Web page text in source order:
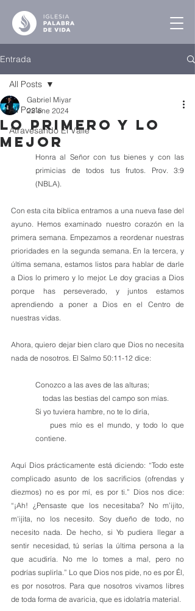
Entrada
All Posts
Atravesando El Valle
All Posts
Lo Primero y lo
Mejor
Gabriel Miyar
22 ene 2024
Honra al Señor con tus bienes y con las
primicias de todos tus frutos. Prov. 3:9
(NBLA).
Con esta cita bíblica entramos a una nueva fase del
ayuno. Hemos examinado nuestro corazón en la
primera semana. Empezamos a reordenar nuestras
prioridades en la segunda semana. En la tercera, y
última semana, estamos listos para hablar de darle
a Dios lo primero y lo mejor. Le doy gracias a Dios
porque has perseverado, y juntos estamos
aprendiendo a poner a Dios en el Centro de
nuestras vidas.
Ahora, quiero dejar bien claro que Dios no necesita
nada de nosotros. El Salmo 50:11-12 dice:
Conozco a las aves de las alturas;
    todas las bestias del campo son mías.
Si yo tuviera hambre, no te lo diría,
contiene.
Aquí Dios prácticamente está diciendo: “Todo este
complicado asunto de los sacrificios (ofrendas y
diezmos) no es por mí, es por ti.” Dios nos dice:
“¡Ah! ¿Pensaste que los necesitaba? No m’ijito,
m'ijita, no los necesito. Soy dueño de todo, no
necesito nada. De hecho, si Yo pudiera llegar a
sentir necesidad, tú serías la última persona a la
que acudiría. No me lo tomes a mal, pero no
podrías suplirla.” Lo que Dios nos pide, no es por Él,
es por nosotros. Para que nosotros vivamos libres
de toda forma de avaricia, que es idolatría material.